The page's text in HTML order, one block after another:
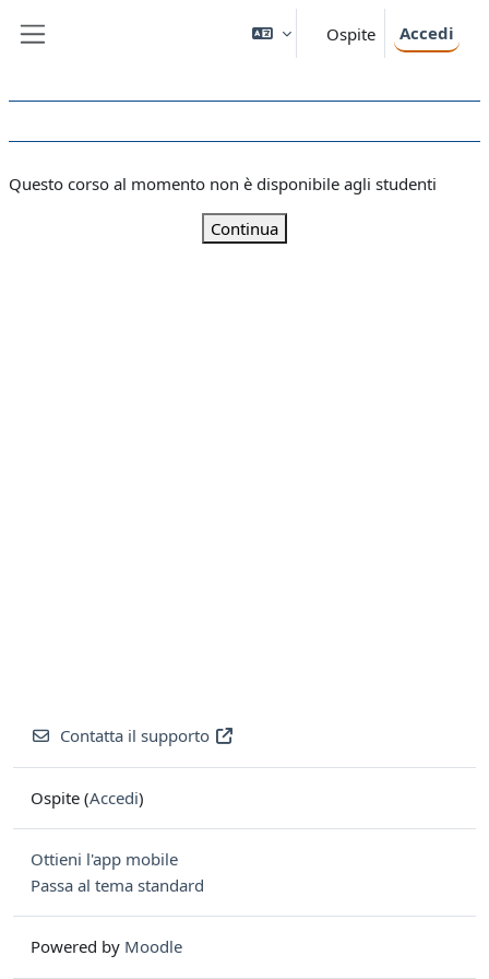
Ospite Accedi
Questo corso al momento non è disponibile agli studenti
Continua
Contatta il supporto
Ospite (Accedi)
Ottieni l'app mobile
Passa al tema standard
Powered by Moodle